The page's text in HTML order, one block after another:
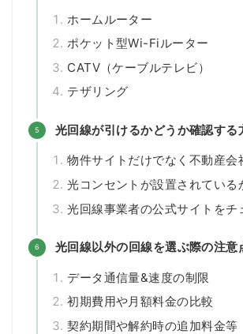
ホームルーター
ポケット型Wi-Fiルーター
CATV（ケーブルテレビ）
テザリング
光回線が引けるかどうか確認する
物件サイトだけでなく不動産会
光コンセントが設置されている
光回線事業者の公式サイトをチ
光回線以外の回線を選ぶ際の注意
データ通信量&速度の制限
初期費用や月額料金の比較
契約期間や解約時の追加料金等